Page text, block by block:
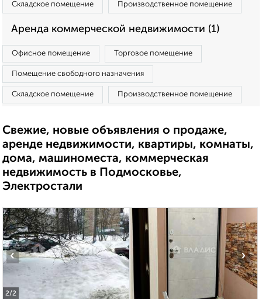
Складское помещение Производственное помещение
Аренда коммерческой недвижимости (1)
Офисное помещение Торговое помещение
Помещение свободного назначения
Складское помещение Производственное помещение
Свежие, новые объявления о продаже,
аренде недвижимости, квартиры, комнаты,
дома, машиноместа, коммерческая
недвижимость в Подмосковье,
Электростали
2/2
‹ ›